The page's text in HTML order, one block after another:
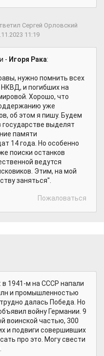
Сергей Орловский
11:19
- Игоря Рака:
нужно помнить всех
и погибших на
Хорошо, что
уже
об этом я пишу. Будем
государстве выделят
памяти
14 года. Но особенно
поиски останков
ведутся
Этим, на мой
заняться".
Пожаловаться
в 1941-м на СССР напали
и промышленностью
далась Победа. Но
войну Германии. 9
воинской частью, 300
и подвиги совершивших
про это. Могу свести